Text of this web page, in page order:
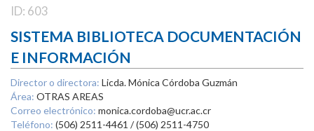
ID: 603
SISTEMA BIBLIOTECA DOCUMENTACIÓN
E INFORMACIÓN
Director o directora: Licda. Mónica Córdoba Guzmán
Área: OTRAS AREAS
Correo electrónico: monica.cordoba@ucr.ac.cr
Teléfono: (506) 2511-4461 / (506) 2511-4750